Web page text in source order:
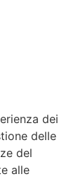
dei
delle
del
alle